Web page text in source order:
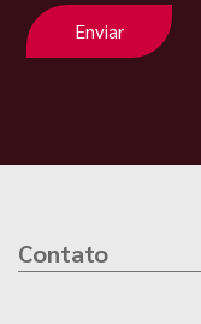
Enviar
Contato